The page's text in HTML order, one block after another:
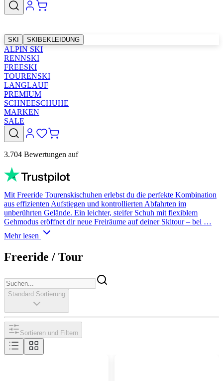
SKI SKIBEKLEIDUNG
ALPIN SKI
RENNSKI
FREESKI
TOURENSKI
LANGLAUF
PREMIUM
SCHNEESCHUHE
MARKEN
SALE
3.704 Bewertungen auf
Mit Freeride Tourenskischuhen erlebst du die perfekte Kombination
aus effizienten Aufstiegen und kontrollierten Abfahrten im
unberührten Gelände. Ein leichter, steifer Schuh mit flexiblem
Gehmodus eröffnet dir neue Freiräume auf deiner Skitour – bei …
Mehr lesen
Freeride / Tour
Standard Sortierung
Sortieren und Filtern